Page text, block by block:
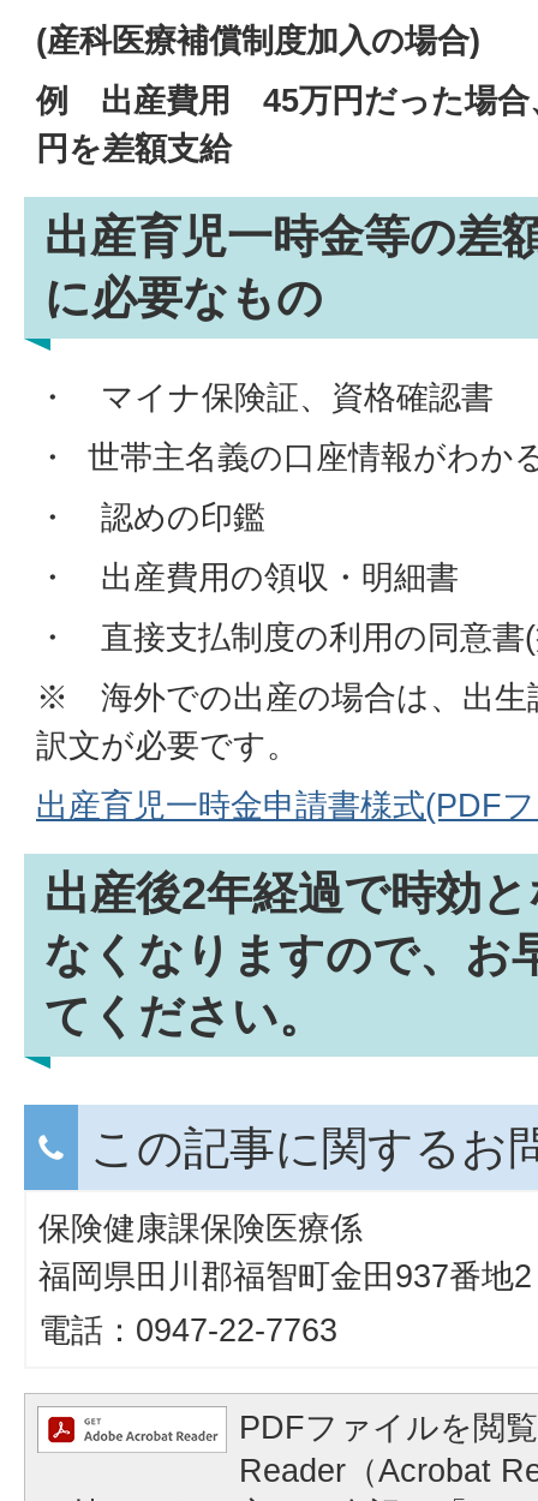
(産科医療補償制度加入の場合)
例 出産費用 45万円だった場合
円を差額支給
出産育児一時金等の差
に必要なもの
・ マイナ保険証、資格確認書
・ 世帯主名義の口座情報がわか
・ 認めの印鑑
・ 出産費用の領収・明細書
・ 直接支払制度の利用の同意書
※ 海外での出産の場合は、出生
訳文が必要です。
出産育児一時金申請書様式(PDF
出産後2年経過で時効
なくなりますので、お
てください。
この記事に関するお
保険健康課保険医療係
福岡県田川郡福智町金田937番地2
電話：0947-22-7763
PDFファイルを閲
Reader（Acrobat